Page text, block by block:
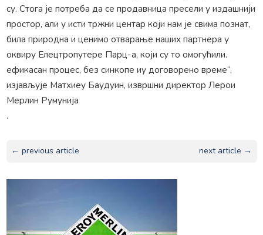
су. Стога је потреба да се продавница пресели у издашнији
простор, али у исти тржни центар који нам је свима познат,
била природна и ценимо отварање наших партнера у
оквиру Елецтропутере Парц-а, који су то омогућили.
ефикасан процес, без синкопе иу договорено време“,
изјављује Матхиеу Баудуин, извршни директор Лерои
Мерлин Румунија
.
← previous article next article →